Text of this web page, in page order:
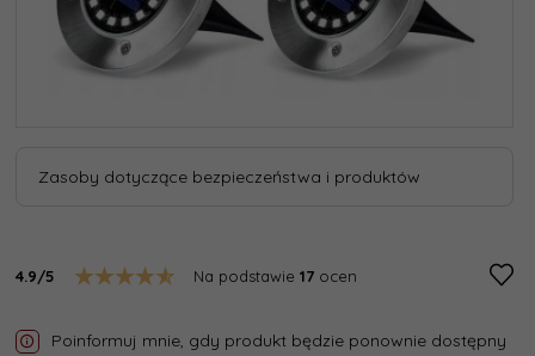
Zasoby dotyczące bezpieczeństwa i produktów
4.9/5 Na podstawie 17 ocen
Poinformuj mnie, gdy produkt będzie ponownie dostępny